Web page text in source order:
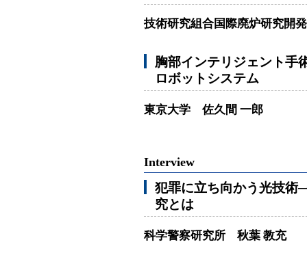
技術研究組合国際廃炉研究開
胸部インテリジェント手
ロボットシステム
東京大学 佐久間 一郎
Interview
犯罪に立ち向かう光技術
究とは
科学警察研究所 秋葉 教充